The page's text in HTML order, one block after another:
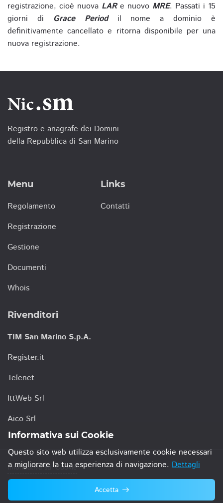
registrazione, cioè nuova LARe nuovo MRE. Passati i 15
giorni di Grace Periodil nome a dominio è
definitivamente cancellato e ritorna disponibile per una
nuova registrazione.
Registro e anagrafe dei Domini
della Repubblica di San Marino
Menu
Regolamento
Registrazione
Gestione
Documenti
Whois
Links
Contatti
Rivenditori
TIM San Marino S.p.A.
Register.it
Telenet
IttWeb Srl
Aico Srl
Informativa sui Cookie
© 2021 TIM San Marino S.p.A.
Informativa sui Cookie
Questo sito web utilizza esclusivamente cookie necessari
a migliorare la tua esperienza di navigazione. Dettagli
Accetta